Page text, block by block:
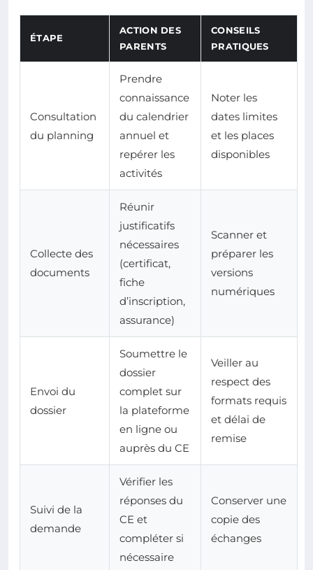
ÉTAPE
ACTION DES
PARENTS
CONSEILS
PRATIQUES
Consultation
du planning
Prendre
connaissance
du calendrier
annuel et
repérer les
activités
Noter les
dates limites
et les places
disponibles
Collecte des
documents
Réunir
justificatifs
nécessaires
(certificat,
fiche
d’inscription,
assurance)
Scanner et
préparer les
versions
numériques
Envoi du
dossier
Soumettre le
dossier
complet sur
la plateforme
en ligne ou
auprès du CE
Veiller au
respect des
formats requis
et délai de
remise
Suivi de la
demande
Vérifier les
réponses du
CE et
compléter si
nécessaire
Conserver une
copie des
échanges